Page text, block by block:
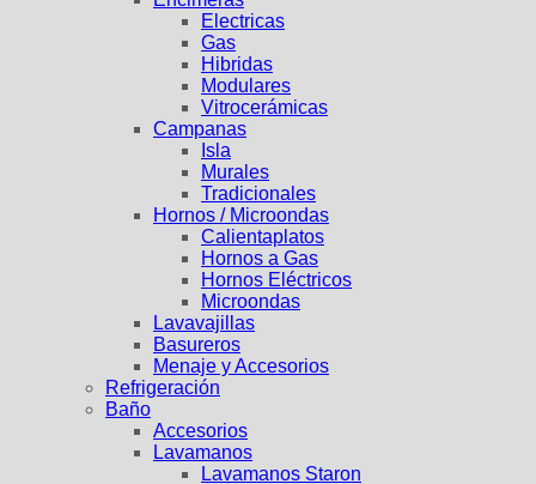
Electricas
Gas
Hibridas
Modulares
Vitrocerámicas
Campanas
Isla
Murales
Tradicionales
Hornos / Microondas
Calientaplatos
Hornos a Gas
Hornos Eléctricos
Microondas
Lavavajillas
Basureros
Menaje y Accesorios
Refrigeración
Baño
Accesorios
Lavamanos
Lavamanos Staron